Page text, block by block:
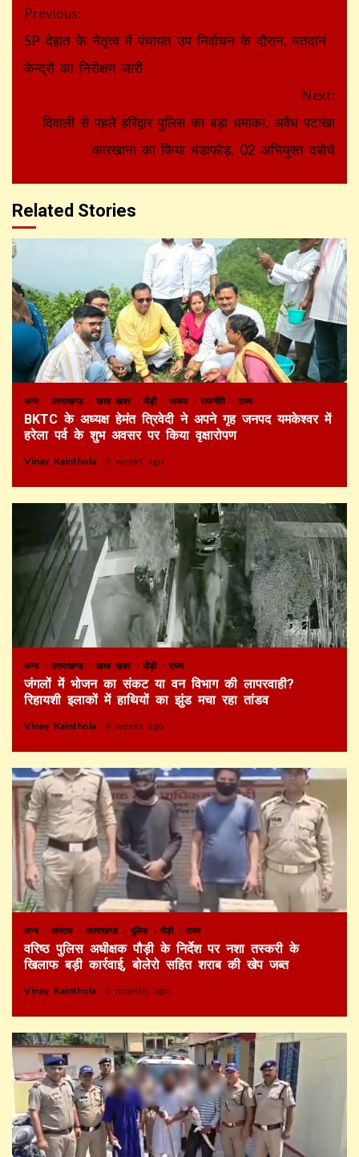
Continue
Reading
Previous:
SP देहात के नेतृत्व में पंचायत उप निर्वाचन के दौरान, मतदान
केन्द्रों का निरीक्षण जारी
Next:
दिवाली से पहले हरिद्वार पुलिस का बड़ा धमाका, अवैध पटाखा
कारखाना का किया भंडाफोड़, 02 अभियुक्त दबोचे
Related Stories
अन्य उत्तराखण्ड खास खबर पौड़ी भाजपा राजनीति राज्य
BKTC के अध्यक्ष हेमंत त्रिवेदी ने अपने गृह जनपद यमकेश्वर में
हरेला पर्व के शुभ अवसर पर किया वृक्षारोपण
Vinay Kainthola 3 weeks ago
अन्य उत्तराखण्ड खास खबर पौड़ी राज्य
जंगलों में भोजन का संकट या वन विभाग की लापरवाही?
रिहायशी इलाकों में हाथियों का झुंड मचा रहा तांडव
Vinay Kainthola 4 weeks ago
अन्य अपराध उत्तराखण्ड पुलिस पौड़ी राज्य
वरिष्ठ पुलिस अधीक्षक पौड़ी के निर्देश पर नशा तस्करी के
खिलाफ बड़ी कार्रवाई, बोलेरो सहित शराब की खेप जब्त
Vinay Kainthola 2 months ago